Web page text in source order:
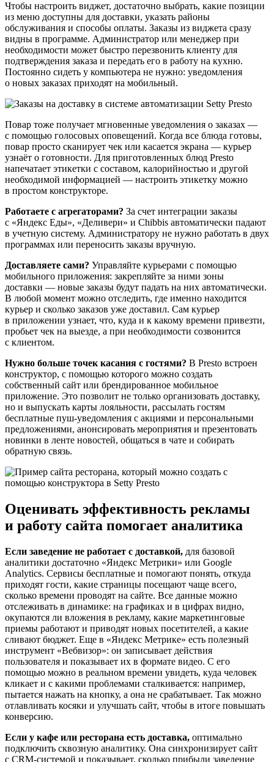
Чтобы настроить виджет, достаточно выбрать, какие позиции
из меню доступны для доставки, указать районы
обслуживания и способы оплаты. Заказы из виджета сразу
видны в программе. Администратор или менеджер при
необходимости может быстро перезвонить клиенту для
подтверждения заказа и передать его в работу на кухню.
Постоянно сидеть у компьютера не нужно: уведомления
о новых заказах приходят на мобильный.
Повар тоже получает мгновенные уведомления о заказах —
с помощью голосовых оповещений. Когда все блюда готовы,
повар просто сканирует чек или касается экрана — курьер
узнаёт о готовности. Для приготовленных блюд Presto
напечатает этикетки с составом, калорийностью и другой
необходимой информацией — настроить этикетку можно
в простом конструкторе.
Работаете с агрегаторами? За счет интеграции заказы
с «Яндекс Еды», «Деливери» и Chibbis автоматически падают
в учетную систему. Администратору не нужно работать в двух
программах или переносить заказы вручную.
Доставляете сами? Управляйте курьерами с помощью
мобильного приложения: закрепляйте за ними зоны
доставки — новые заказы будут падать на них автоматически.
В любой момент можно отследить, где именно находится
курьер и сколько заказов уже доставил. Сам курьер
в приложении узнает, что, куда и к какому времени привезти,
пробьет чек на выезде, а при необходимости созвонится
с клиентом.
Нужно больше точек касания с гостями? В Presto встроен
конструктор, с помощью которого можно создать
собственный сайт или брендированное мобильное
приложение. Это позволит не только организовать доставку,
но и выпускать карты лояльности, рассылать гостям
бесплатные пуш‑уведомления с акциями и персональными
предложениями, анонсировать мероприятия и презентовать
новинки в ленте новостей, общаться в чате и собирать
обратную связь.
Оценивать эффективность рекламы
и работу сайта помогает аналитика
Если заведение не работает с доставкой, для базовой
аналитики достаточно «Яндекс Метрики» или Google
Analytics. Сервисы бесплатные и помогают понять, откуда
приходят гости, какие страницы посещают чаще всего,
сколько времени проводят на сайте. Все данные можно
отслеживать в динамике: на графиках и в цифрах видно,
окупаются ли вложения в рекламу, какие маркетинговые
приемы работают и приводят новых посетителей, а какие
сливают бюджет. Еще в «Яндекс Метрике» есть полезный
инструмент «Вебвизор»: он записывает действия
пользователя и показывает их в формате видео. С его
помощью можно в реальном времени увидеть, куда человек
кликает и с какими проблемами сталкивается: например,
пытается нажать на кнопку, а она не срабатывает. Так можно
отлавливать косяки и улучшать сайт, чтобы в итоге повышать
конверсию.
Если у кафе или ресторана есть доставка, оптимально
подключить сквозную аналитику. Она синхронизирует сайт
с CRM‑системой и показывает, сколько прибыли заведение